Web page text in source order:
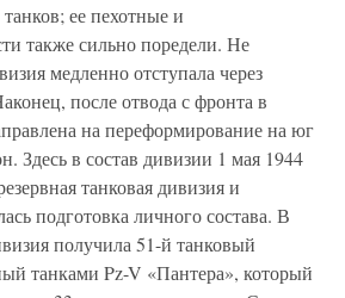
танков; ее пехотные и
также сильно поредели. Не
медленно отступала через
после отвода с фронта в
на переформирование на юг
Здесь в состав дивизии 1 мая 1944
танковая дивизия и
подготовка личного состава. В
получила 51-й танковый
танками Pz-V «Пантера», который